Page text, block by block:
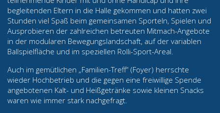
begleitenden Eltern in die Halle gekommen und hatten zwei
Stunden viel Spaß beim gemeinsamen Sporteln, Spielen und
Ausprobieren der zahlreichen betreuten Mitmach-Angebote
in der modularen Bewegungslandschaft, auf der variablen
Ballspielfläche und im speziellen Rolli-Sport-Areal.
Auch im gemütlichen „Familien-Treff“ (Foyer) herrschte
wieder Hochbetrieb und die gegen eine freiwillige Spende
angebotenen Kalt- und Heißgetränke sowie kleinen Snacks
waren wie immer stark nachgefragt.